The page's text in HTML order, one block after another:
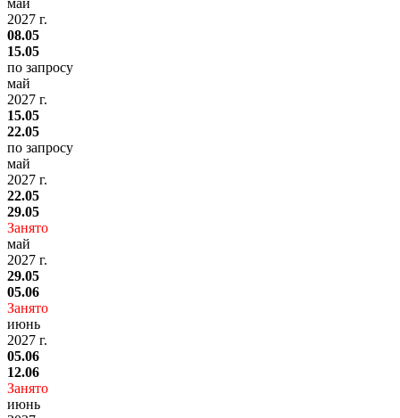
май
2027 г.
08.05
15.05
по запросу
май
2027 г.
15.05
22.05
по запросу
май
2027 г.
22.05
29.05
Занято
май
2027 г.
29.05
05.06
Занято
июнь
2027 г.
05.06
12.06
Занято
июнь